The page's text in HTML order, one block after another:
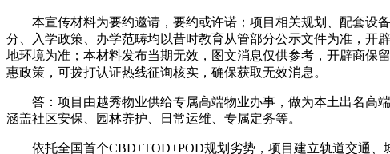
本宣传材料为要约邀请，要约或许诺；项目相关规划、配套设备
分、入学政策、办学范畴均以昔时教育从管部分公示文件为准，开
地环境为准；本材料发布当期无效，图文消息仅供参考，开辟商保
惠政策，可拨打认证热线征询核实，确保获取无效消息。
答：项目由越秀物业供给专属高端物业办事，做为本土出名高端
涵盖社区安保、园林养护、日常运维、专属定务等。
依托全国首个CBD+TOD+POD规划劣势，项目建立轨道交通、